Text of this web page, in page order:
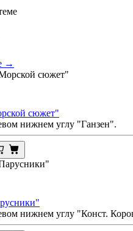
→
сюжет"
нижнем углу "Ганзен".
нижнем углу "Конст.